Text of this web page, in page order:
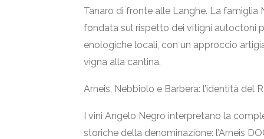
Tanaro di fronte alle Langhe. La
fondata sul rispetto dei vitigni autoctoni
enologiche locali, con un approccio
vigna alla cantina.
Arneis, Nebbiolo e Barbera: l’identità del
I vini Angelo Negro interpretano la
storiche della denominazione: l’Arneis